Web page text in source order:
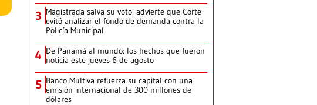
3 Magistrada salva su voto: advierte que Corte
evitó analizar el fondo de demanda contra la
Policía Municipal
4 De Panamá al mundo: los hechos que fueron
noticia este jueves 6 de agosto
5 Banco Multiva refuerza su capital con una
emisión internacional de 300 millones de
dólares